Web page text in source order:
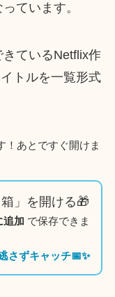
ています。
ているNetflix作
トルを一覧形式
！あとですぐ開けま
」を開ける🎁
加 で保存できま
さずキャッチ📅✨